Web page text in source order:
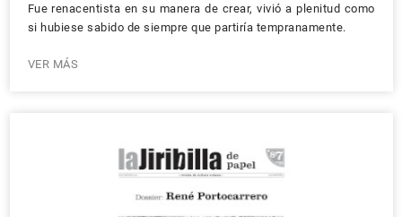
Fue renacentista en su manera de crear, vivió a plenitud como
si hubiese sabido de siempre que partiría tempranamente.
VER MÁS